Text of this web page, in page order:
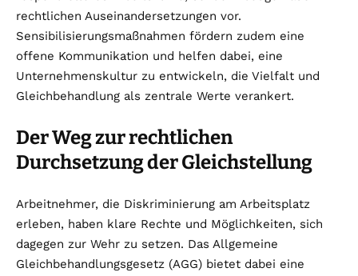
rechtlichen Auseinandersetzungen vor.
Sensibilisierungsmaßnahmen fördern zudem eine
offene Kommunikation und helfen dabei, eine
Unternehmenskultur zu entwickeln, die Vielfalt und
Gleichbehandlung als zentrale Werte verankert.
Der Weg zur rechtlichen
Durchsetzung der Gleichstellung
Arbeitnehmer, die Diskriminierung am Arbeitsplatz
erleben, haben klare Rechte und Möglichkeiten, sich
dagegen zur Wehr zu setzen. Das Allgemeine
Gleichbehandlungsgesetz (AGG) bietet dabei eine